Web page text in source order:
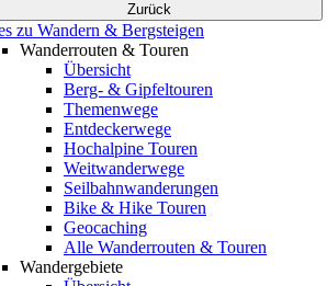
Zurück
zu Wandern & Bergsteigen
Wanderrouten & Touren
Übersicht
Berg- & Gipfeltouren
Themenwege
Entdeckerwege
Hochalpine Touren
Weitwanderwege
Seilbahnwanderungen
Bike & Hike Touren
Geocaching
Alle Wanderrouten & Touren
Wandergebiete